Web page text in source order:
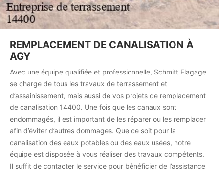
REMPLACEMENT DE CANALISATION À
AGY
Avec une équipe qualifiée et professionnelle, Schmitt Elagage
se charge de tous les travaux de terrassement et
d’assainissement, mais aussi de vos projets de remplacement
de canalisation 14400. Une fois que les canaux sont
endommagés, il est important de les réparer ou les remplacer
afin d’éviter d’autres dommages. Que ce soit pour la
canalisation des eaux potables ou des eaux usées, notre
équipe est disposée à vous réaliser des travaux compétents.
Il suffit de contacter le service pour bénéficier de l’assistance